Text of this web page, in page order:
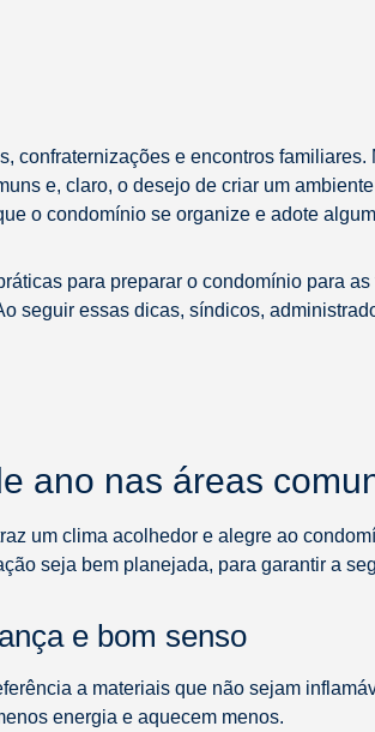
confraternizações e encontros
e, claro, o desejo de criar um
o condomínio se organize e adote
para preparar o condomínio para
seguir essas dicas, síndicos,
ano nas áreas
um clima acolhedor e alegre ao
seja bem planejada, para garantir a
e bom senso
a materiais que não sejam
energia e aquecem menos.